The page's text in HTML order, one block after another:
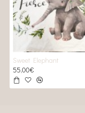
Sweet Elephant
55,00€